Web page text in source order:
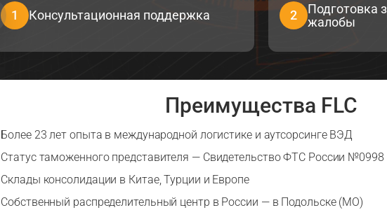
1 Консультационная поддержка 2
Подготовка
жалобы
Преимущества FLC
Более 23 лет опыта в международной логистике и аутсорсинге ВЭД
Статус таможенного представителя — Свидетельство ФТС России №0998
Склады консолидации в Китае, Турции и Европе
Собственный распределительный центр в России — в Подольске (МО)